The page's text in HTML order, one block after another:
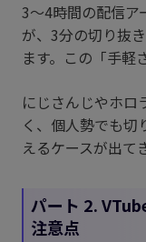
3〜4時間の配信ア
が、3分の切り抜
ます。この「手軽
にじさんじやホロ
く、個人勢でも
えるケースが出て
パート 2.
注意点